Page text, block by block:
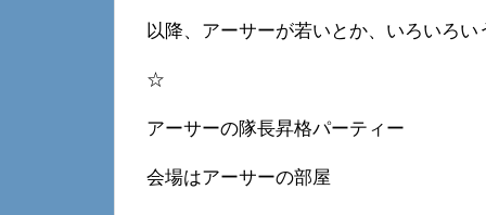
以降、アーサーが若いとか、いろいろ
☆
アーサーの隊長昇格パーティー
会場はアーサーの部屋